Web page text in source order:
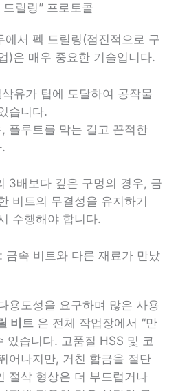
릴링” 프로토콜
에서 펙 드릴링(점진적으로 구
)은 매우 중요한 기술입니다.
유가 팁에 도달하여 공작물
습니다.
플루트를 막는 길고 끈적한
3배보다 깊은 구멍의 경우, 금
비트의 무결성을 유지하기
수행해야 합니다.
금속 비트와 다른 재료가 만났
용도성을 요구하며 많은 사용
비트 은 전체 작업장에서 “만
있습니다. 고품질 HSS 및 코
어나지만, 거친 합금을 절단
절삭 형상은 더 부드럽거나